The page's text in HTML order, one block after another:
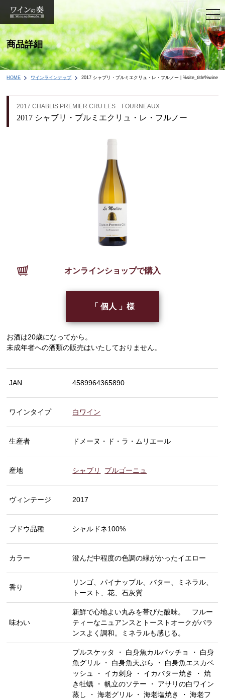
商品詳細
HOME ワインラインナップ 2017 シャブリ・プルミエクリュ・レ・フルノー | %site_title%wine
2017 CHABLIS PREMIER CRU LES FOURNEAUX
2017 シャブリ・プルミエクリュ・レ・フルノー
オンラインショップで購入
「 個人 」様
お酒は20歳になってから。
未成年者への酒類の販売はいたしておりません。
JAN 4589964365890
ワインタイプ 白ワイン
生産者 ドメーヌ・ド・ラ・ムリエール
産地 シャブリ ブルゴーニュ
ヴィンテージ 2017
ブドウ品種 シャルドネ100%
カラー 澄んだ中程度の色調の緑がかったイエロー
香り
リンゴ、パイナップル、バター、ミネラル、
トースト、花、石灰質
味わい
新鮮で心地よい丸みを帯びた酸味。 フルー
ティーなニュアンスとトーストオークがバラ
ンスよく調和。ミネラルも感じる。
ブルスケッタ ・ 白身魚カルパッチョ ・ 白身
魚グリル ・ 白身魚天ぷら ・ 白身魚エスカベ
ッシュ ・ イカ刺身 ・ イカバター焼き ・ 焼
き牡蠣 ・ 帆立のソテー ・ アサリの白ワイン
蒸し ・ 海老グリル ・ 海老塩焼き ・ 海老フ